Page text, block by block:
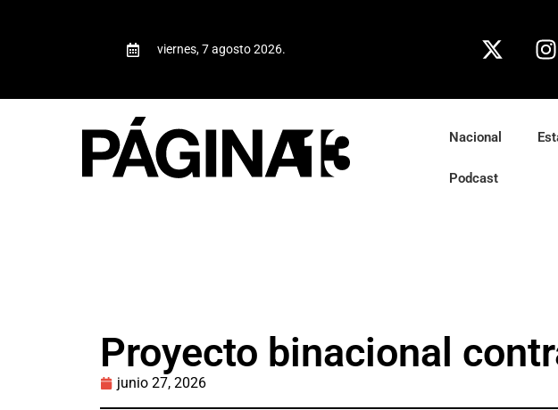
viernes, 7 agosto 2026.
Nacional
Podcast
Proyecto binacional
junio 27, 2026